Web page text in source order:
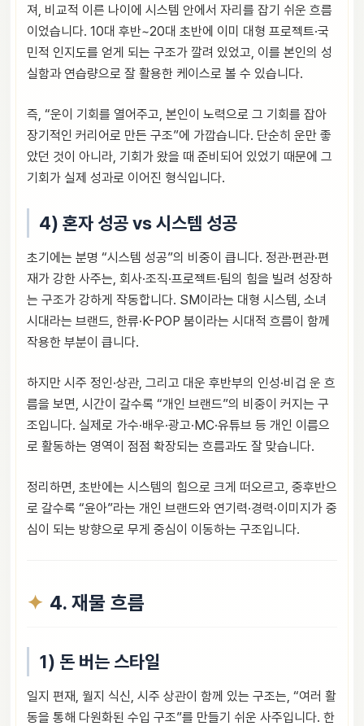
져, 비교적 이른 나이에 시스템 안에서 자리를 잡기 쉬운 흐름
이었습니다. 10대 후반~20대 초반에 이미 대형 프로젝트·국
민적 인지도를 얻게 되는 구조가 깔려 있었고, 이를 본인의 성
실함과 연습량으로 잘 활용한 케이스로 볼 수 있습니다.
즉, “운이 기회를 열어주고, 본인이 노력으로 그 기회를 잡아
장기적인 커리어로 만든 구조”에 가깝습니다. 단순히 운만 좋
았던 것이 아니라, 기회가 왔을 때 준비되어 있었기 때문에 그
기회가 실제 성과로 이어진 형식입니다.
4) 혼자 성공 vs 시스템 성공
초기에는 분명 “시스템 성공”의 비중이 큽니다. 정관·편관·편
재가 강한 사주는, 회사·조직·프로젝트·팀의 힘을 빌려 성장하
는 구조가 강하게 작동합니다. SM이라는 대형 시스템, 소녀
시대라는 브랜드, 한류·K-POP 붐이라는 시대적 흐름이 함께
작용한 부분이 큽니다.
하지만 시주 정인·상관, 그리고 대운 후반부의 인성·비겁 운 흐
름을 보면, 시간이 갈수록 “개인 브랜드”의 비중이 커지는 구
조입니다. 실제로 가수·배우·광고·MC·유튜브 등 개인 이름으
로 활동하는 영역이 점점 확장되는 흐름과도 잘 맞습니다.
정리하면, 초반에는 시스템의 힘으로 크게 떠오르고, 중후반으
로 갈수록 “윤아”라는 개인 브랜드와 연기력·경력·이미지가 중
심이 되는 방향으로 무게 중심이 이동하는 구조입니다.
4. 재물 흐름
1) 돈 버는 스타일
일지 편재, 월지 식신, 시주 상관이 함께 있는 구조는, “여러 활
동을 통해 다원화된 수입 구조”를 만들기 쉬운 사주입니다. 한